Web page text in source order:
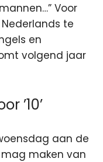
Voor
te
en
volgend jaar
’10’
aan de
maken van